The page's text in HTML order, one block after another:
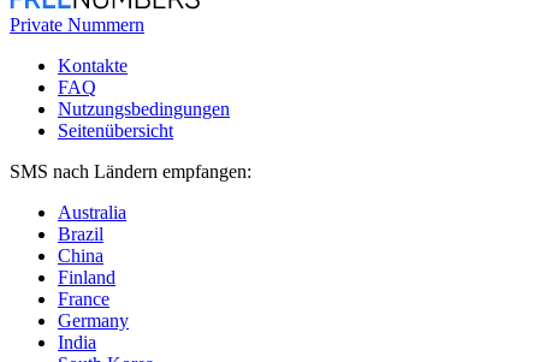
Private Nummern
Kontakte
FAQ
Nutzungsbedingungen
Seitenübersicht
SMS nach Ländern empfangen:
Australia
Brazil
China
Finland
France
Germany
India